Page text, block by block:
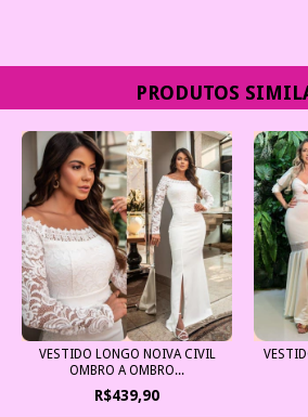
PRODUTOS
VESTIDO LONGO NOIVA CIVIL
OMBRO A OMBRO...
R$439,90